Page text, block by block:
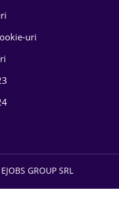
uri
GROUP SRL